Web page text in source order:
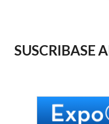
SUSCRIBASE